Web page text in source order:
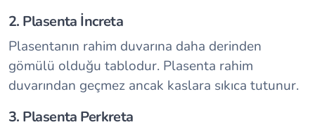
2. Plasenta İncreta
Plasentanın rahim duvarına daha derinden
gömülü olduğu tablodur. Plasenta rahim
duvarından geçmez ancak kaslara sıkıca tutunur.
3. Plasenta Perkreta